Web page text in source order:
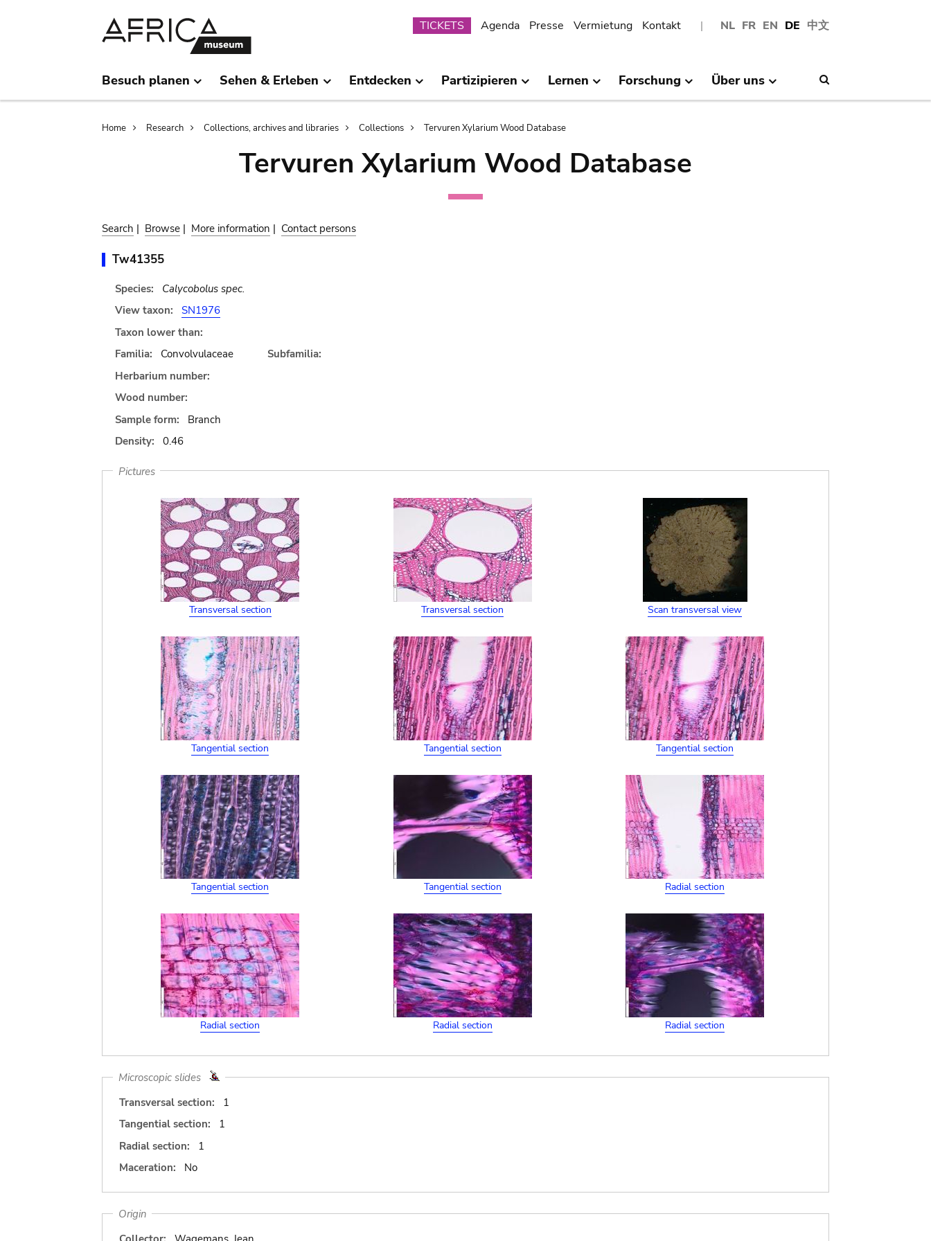
NL FR EN DE 中文
Submenu
TICKETS Agenda Presse Vermietung Kontakt
Besuch planen Sehen & Erleben Entdecken Partizipieren Lernen Forschung Über uns
Breadcrumb
Home Research Collections, archives and libraries Collections Tervuren Xylarium Wood Database
Tervuren Xylarium Wood Database
Search | Browse | More information | Contact persons
Tw41355
Species:
Calycobolus spec.
View taxon:
SN1976
Taxon lower than:
Familia:
Convolvulaceae
Subfamilia:
Herbarium number:
Wood number:
Sample form:
Branch
Density:
0.46
Pictures
Transversal section Transversal section Scan transversal view
Tangential section Tangential section Tangential section
Tangential section Tangential section Radial section
Radial section Radial section Radial section
Microscopic slides
Transversal section:
1
Tangential section:
1
Radial section:
1
Maceration:
No
Origin